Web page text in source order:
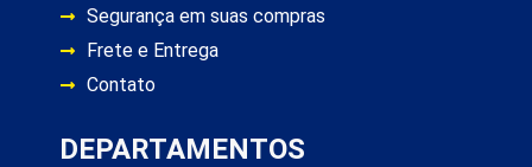
Segurança em suas compras
Frete e Entrega
Contato
DEPARTAMENTOS